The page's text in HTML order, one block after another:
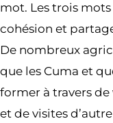
mot. Les trois
cohésion et
De nombreux
que les Cuma et
former à travers
et de visites